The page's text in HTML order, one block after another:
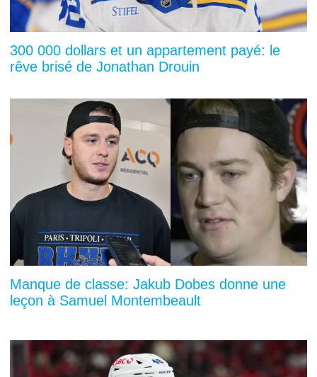
300 000 dollars et un appartement payé: le
rêve brisé de Jonathan Drouin
Manque de classe: Jakub Dobes donne une
leçon à Samuel Montembeault